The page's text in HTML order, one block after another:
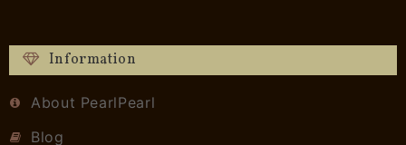
Information
About PearlPearl
Blog